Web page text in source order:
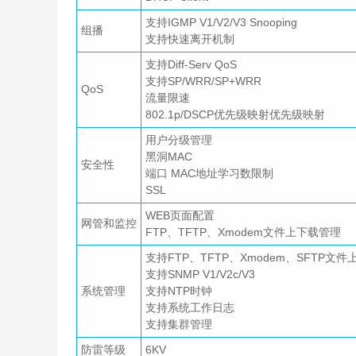
组播
支持IGMP V1/V2/V3 Snooping
支持快速离开机制
QoS
支持Diff-Serv QoS
支持SP/WRR/SP+WRR
流量限速
802.1p/DSCP优先级映射优先级映射
安全性
用户分级管理
黑洞MAC
端口 MAC地址学习数限制
SSL
网管和监控
WEB页面配置
FTP、TFTP、Xmodem文件上下载管理
系统管理
支持FTP、TFTP、Xmodem、SFTP文件
支持SNMP V1/V2c/V3
支持NTP时钟
支持系统工作日志
支持集群管理
防雷等级
6KV